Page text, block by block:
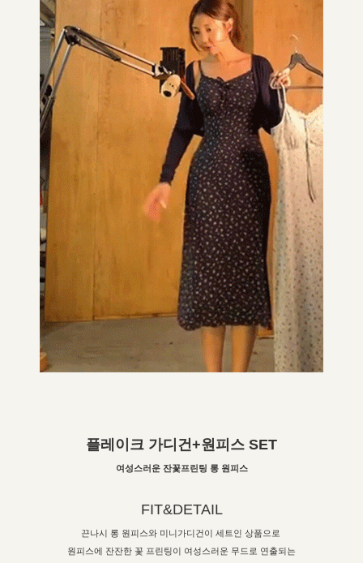
플레이크 가디건+원피스 SET
여성스러운 잔꽃프린팅 롱 원피스
FIT&DETAIL
끈나시 롱 원피스와 미니가디건이 세트인 상품으로
원피스에 잔잔한 꽃 프린팅이 여성스러운 무드로 연출되는